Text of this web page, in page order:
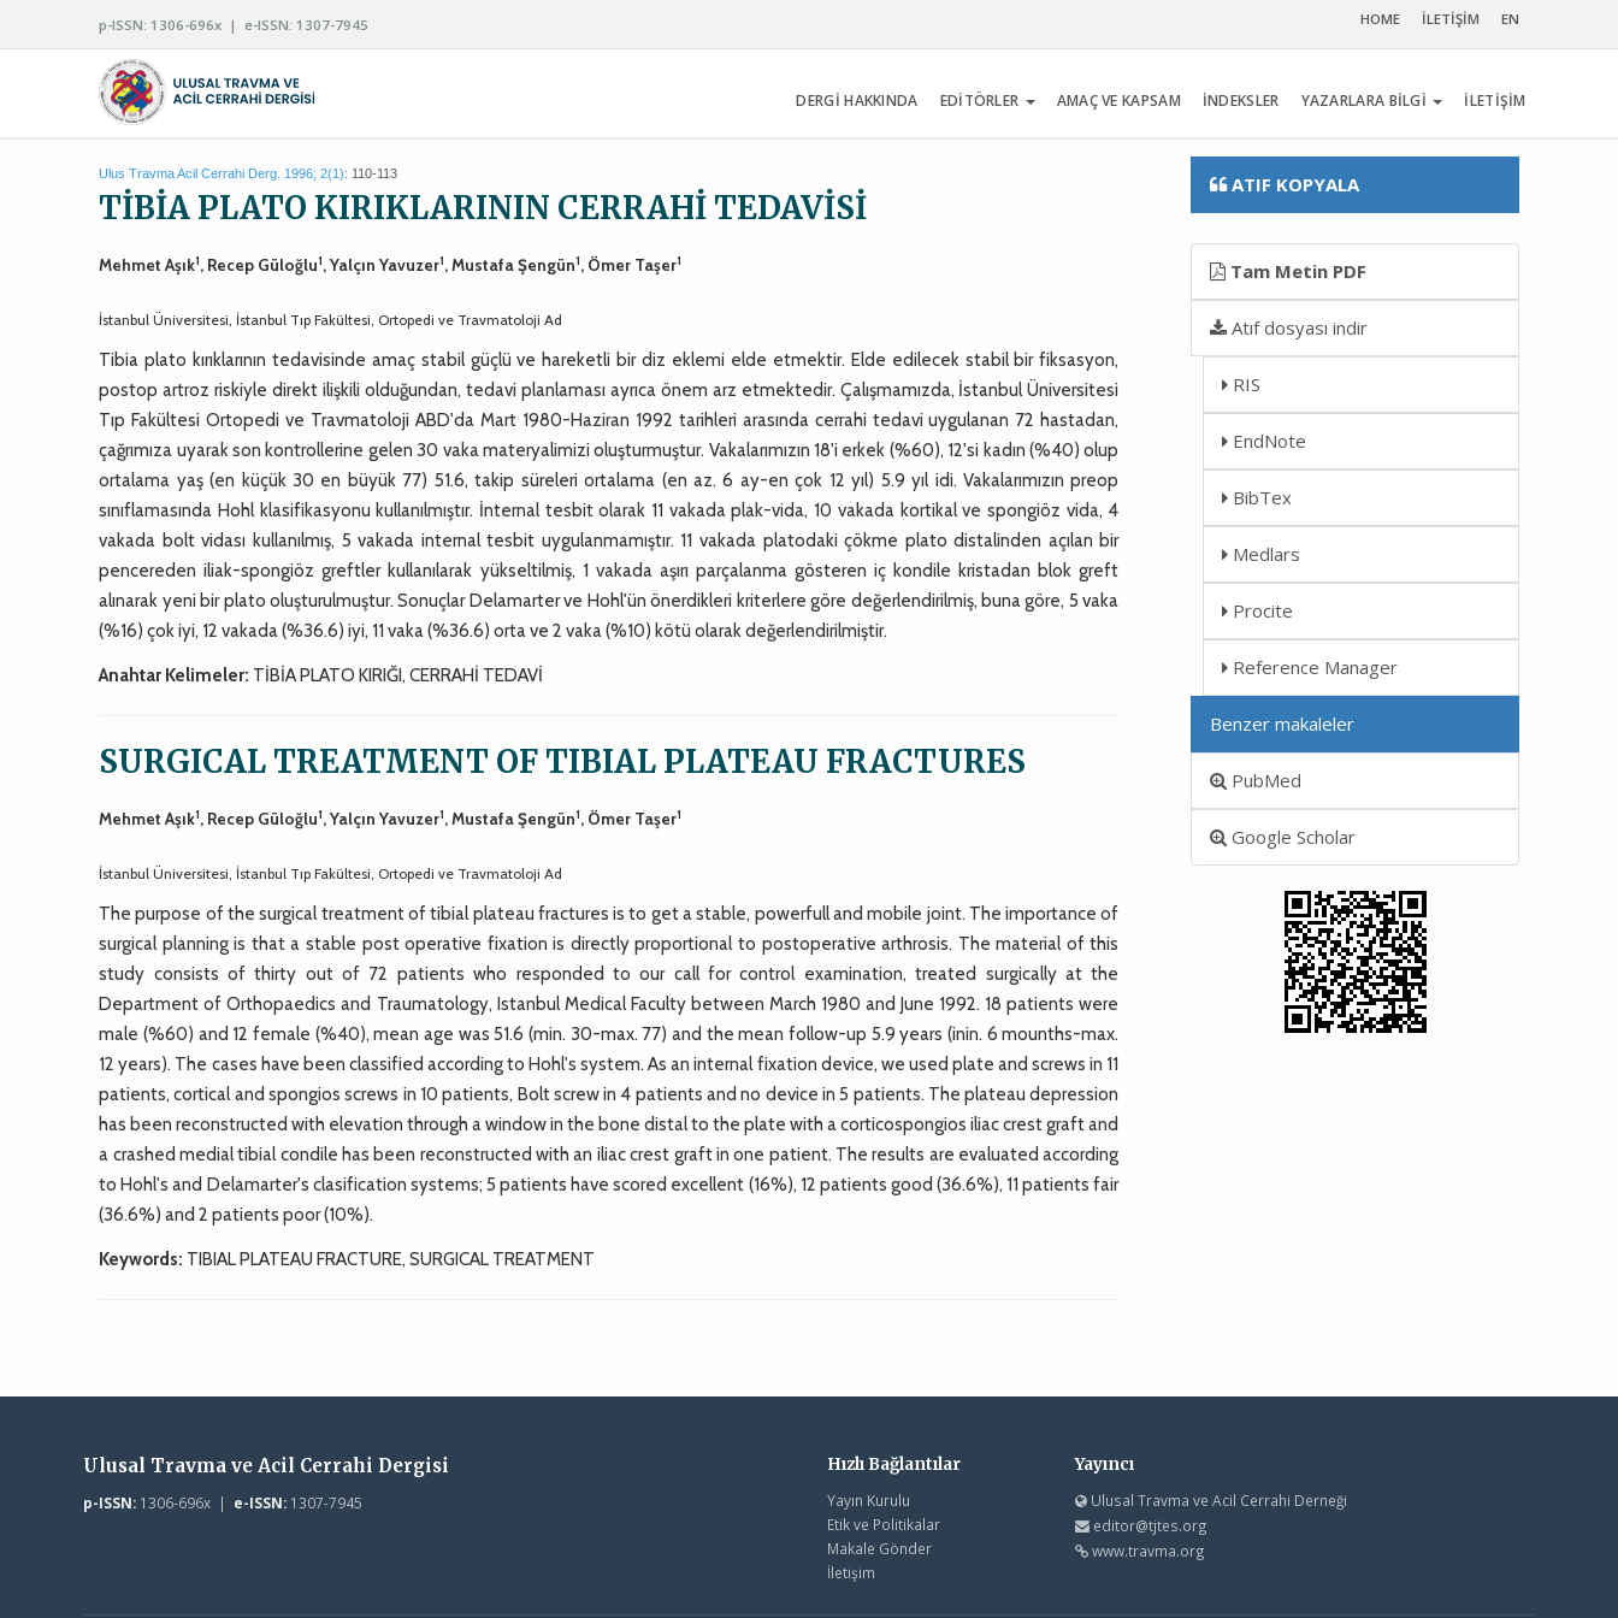
p-ISSN: 1306-696x | e-ISSN: 1307-7945 HOME İLETİŞİM EN
DERGİ HAKKINDA EDİTÖRLER AMAÇ VE KAPSAM İNDEKSLER YAZARLARA BİLGİ İLETİŞİM
Ulus Travma Acil Cerrahi Derg. 1996; 2(1): 110-113
TİBİA PLATO KIRIKLARININ CERRAHİ TEDAVİSİ
Mehmet Aşık1, Recep Güloğlu1, Yalçın Yavuzer1, Mustafa Şengün1, Ömer Taşer1
İstanbul Üniversitesi, İstanbul Tıp Fakültesi, Ortopedi ve Travmatoloji Ad
Tibia plato kırıklarının tedavisinde amaç stabil güçlü ve hareketli bir diz eklemi elde etmektir. Elde edilecek stabil bir fiksasyon,
postop artroz riskiyle direkt ilişkili olduğundan, tedavi planlaması ayrıca önem arz etmektedir. Çalışmamızda, İstanbul Üniversitesi
Tıp Fakültesi Ortopedi ve Travmatoloji ABD'da Mart 1980-Haziran 1992 tarihleri arasında cerrahi tedavi uygulanan 72 hastadan,
çağrımıza uyarak son kontrollerine gelen 30 vaka materyalimizi oluşturmuştur. Vakalarımızın 18'i erkek (%60), 12'si kadın (%40) olup
ortalama yaş (en küçük 30 en büyük 77) 51.6, takip süreleri ortalama (en az. 6 ay-en çok 12 yıl) 5.9 yıl idi. Vakalarımızın preop
sınıflamasında Hohl klasifikasyonu kullanılmıştır. İnternal tesbit olarak 11 vakada plak-vida, 10 vakada kortikal ve spongiöz vida, 4
vakada bolt vidası kullanılmış, 5 vakada internal tesbit uygulanmamıştır. 11 vakada platodaki çökme plato distalinden açılan bir
pencereden iliak-spongiöz greftler kullanılarak yükseltilmiş, 1 vakada aşırı parçalanma gösteren iç kondile kristadan blok greft
alınarak yeni bir plato oluşturulmuştur. Sonuçlar Delamarter ve Hohl'ün önerdikleri kriterlere göre değerlendirilmiş, buna göre, 5 vaka
(%16) çok iyi, 12 vakada (%36.6) iyi, 11 vaka (%36.6) orta ve 2 vaka (%10) kötü olarak değerlendirilmiştir.
Anahtar Kelimeler: TİBİA PLATO KIRIĞI, CERRAHİ TEDAVİ
SURGICAL TREATMENT OF TIBIAL PLATEAU FRACTURES
Mehmet Aşık1, Recep Güloğlu1, Yalçın Yavuzer1, Mustafa Şengün1, Ömer Taşer1
İstanbul Üniversitesi, İstanbul Tıp Fakültesi, Ortopedi ve Travmatoloji Ad
The purpose of the surgical treatment of tibial plateau fractures is to get a stable, powerfull and mobile joint. The importance of
surgical planning is that a stable post operative fixation is directly proportional to postoperative arthrosis. The material of this
study consists of thirty out of 72 patients who responded to our call for control examination, treated surgically at the
Department of Orthopaedics and Traumatology, Istanbul Medical Faculty between March 1980 and June 1992. 18 patients were
male (%60) and 12 female (%40), mean age was 51.6 (min. 30-max. 77) and the mean follow-up 5.9 years (inin. 6 mounths-max.
12 years). The cases have been classified according to Hohl's system. As an internal fixation device, we used plate and screws in 11
patients, cortical and spongios screws in 10 patients, Bolt screw in 4 patients and no device in 5 patients. The plateau depression
has been reconstructed with elevation through a window in the bone distal to the plate with a corticospongios iliac crest graft and
a crashed medial tibial condile has been reconstructed with an iliac crest graft in one patient. The results are evaluated according
to Hohl's and Delamarter's clasification systems; 5 patients have scored excellent (16%), 12 patients good (36.6%), 11 patients fair
(36.6%) and 2 patients poor (10%).
Keywords: TIBIAL PLATEAU FRACTURE, SURGICAL TREATMENT
ATIF KOPYALA
Tam Metin PDF
Atıf dosyası indir
RIS
EndNote
BibTex
Medlars
Procite
Reference Manager
Benzer makaleler
PubMed
Google Scholar
Ulusal Travma ve Acil Cerrahi Dergisi
p-ISSN:1306-696x | e-ISSN:1307-7945
Hızlı Bağlantılar
Yayın Kurulu
Etik ve Politikalar
Makale Gönder
İletişim
Yayıncı
Ulusal Travma ve Acil Cerrahi Derneği
editor@tjtes.org
www.travma.org